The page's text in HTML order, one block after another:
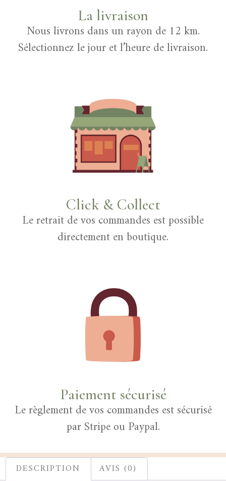
La livraison
Nous livrons dans un rayon de 12 km.
Sélectionnez le jour et l’heure de livraison.
Click & Collect
Le retrait de vos commandes est possible
directement en boutique.
Paiement sécurisé
Le règlement de vos commandes est sécurisé
par Stripe ou Paypal.
DESCRIPTION AVIS (0)